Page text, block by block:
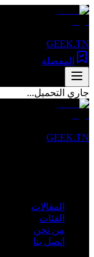
GEEK.TN
المفضلة
جاري التحميل...
GEEK.TN
المقالات
الفئات
من نحن
اتصل بنا